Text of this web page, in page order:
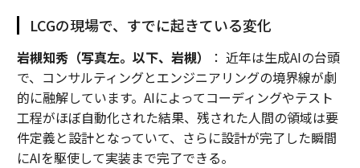
LCGの現場で、すでに起きている変化
岩槻知秀（写真左。以下、岩槻）
： 近年は生成AIの台頭
で、コンサルティングとエンジニアリングの境界線が劇
的に融解しています。AIによってコーディングやテスト
工程がほぼ自動化された結果、残された人間の領域は要
件定義と設計となっていて、さらに設計が完了した瞬間
にAIを駆使して実装まで完了できる。